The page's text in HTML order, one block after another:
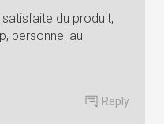
du produit,
personnel au
Reply